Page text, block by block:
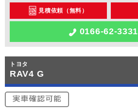
見積依頼（無料）
0166-62-3331
トヨタ
RAV4 G